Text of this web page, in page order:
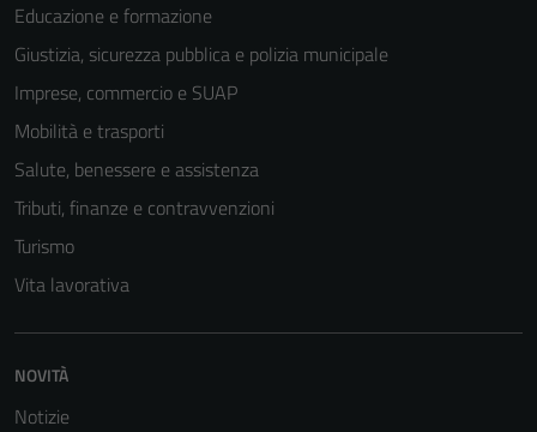
Educazione e formazione
Giustizia, sicurezza pubblica e polizia municipale
Imprese, commercio e SUAP
Mobilità e trasporti
Salute, benessere e assistenza
Tributi, finanze e contravvenzioni
Turismo
Vita lavorativa
NOVITÀ
Notizie